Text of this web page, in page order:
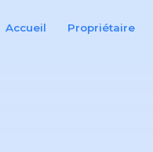
Accueil Propriétaire